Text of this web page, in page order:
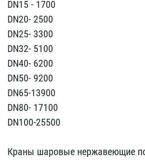
D​N15 - 1700
DN20- 2500
DN​25- 3300
DN32- 5100
DN40​- 6200
DN50- 9200
DN65-1​3900
DN80- 17100
DN100-2​5500
Краны шаровые нерж​авеющие